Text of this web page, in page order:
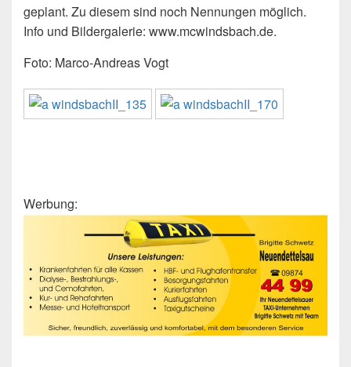
geplant. Zu diesem sind noch Nennungen möglich.
Info und Bildergalerie: www.mcwindsbach.de.
Foto: Marco-Andreas Vogt
Werbung: